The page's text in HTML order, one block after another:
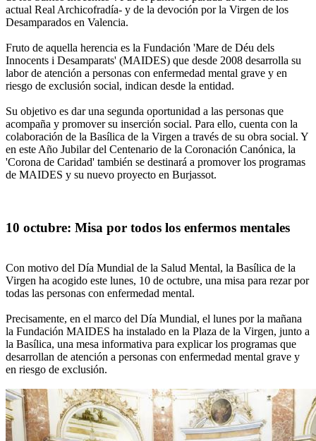
actual Real Archicofradía- y de la devoción por la Virgen de los
Desamparados en Valencia.
Fruto de aquella herencia es la Fundación 'Mare de Déu dels
Innocents i Desamparats' (MAIDES) que desde 2008 desarrolla su
labor de atención a personas con enfermedad mental grave y en
riesgo de exclusión social, indican desde la entidad.
Su objetivo es dar una segunda oportunidad a las personas que
acompaña y promover su inserción social. Para ello, cuenta con la
colaboración de la Basílica de la Virgen a través de su obra social. Y
en este Año Jubilar del Centenario de la Coronación Canónica, la
'Corona de Caridad' también se destinará a promover los programas
de MAIDES y su nuevo proyecto en Burjassot.
10 octubre: Misa por todos los enfermos mentales
Con motivo del Día Mundial de la Salud Mental, la Basílica de la
Virgen ha acogido este lunes, 10 de octubre, una misa para rezar por
todas las personas con enfermedad mental.
Precisamente, en el marco del Día Mundial, el lunes por la mañana
la Fundación MAIDES ha instalado en la Plaza de la Virgen, junto a
la Basílica, una mesa informativa para explicar los programas que
desarrollan de atención a personas con enfermedad mental grave y
en riesgo de exclusión.